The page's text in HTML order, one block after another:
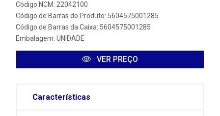
Código NCM: 22042100
Código de Barras do Produto: 5604575001285
Código de Barras da Caixa: 5604575001285
Embalagem: UNIDADE
VER PREÇO
Características